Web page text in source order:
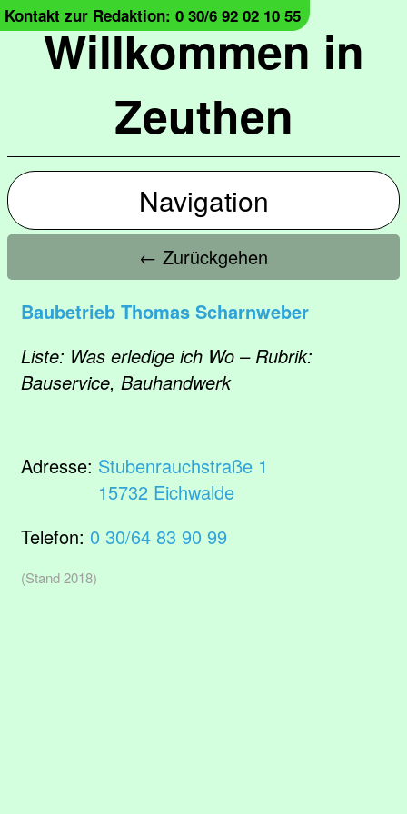
Willkommen in
Zeuthen
Kontakt zur Redaktion: 0 30/6 92 02 10 55
Navigation
← Zurückgehen
Baubetrieb Thomas Scharnweber
Liste: Was erledige ich Wo – Rubrik:
Bauservice, Bauhandwerk
Adresse: Stubenrauchstraße 1
15732 Eichwalde
Telefon: 0 30/64 83 90 99
(Stand 2018)